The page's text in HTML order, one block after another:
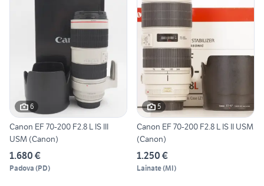
6
Canon EF 70-200 F2.8 L IS III
USM (Canon)
1.680 €
Padova (PD)
5
Canon EF 70-200 F2.8 L IS II USM
(Canon)
1.250 €
Lainate(MI)